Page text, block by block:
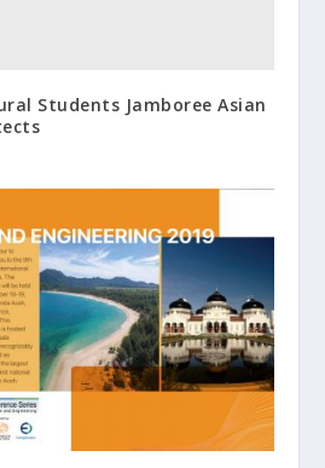
Students Jamboree Asian